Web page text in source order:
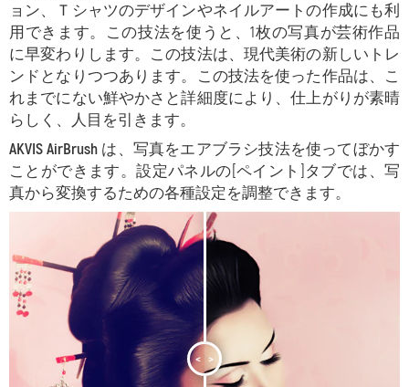
ョン、Ｔシャツのデザインやネイルアートの作成にも利
用できます。この技法を使うと、1枚の写真が芸術作品
に早変わりします。この技法は、現代美術の新しいトレ
ンドとなりつつあります。この技法を使った作品は、こ
れまでにない鮮やかさと詳細度により、仕上がりが素晴
らしく、人目を引きます。
AKVIS AirBrush は、写真をエアブラシ技法を使ってぼかす
ことができます。設定パネルの[ペイント]タブでは、写
真から変換するための各種設定を調整できます。
< >